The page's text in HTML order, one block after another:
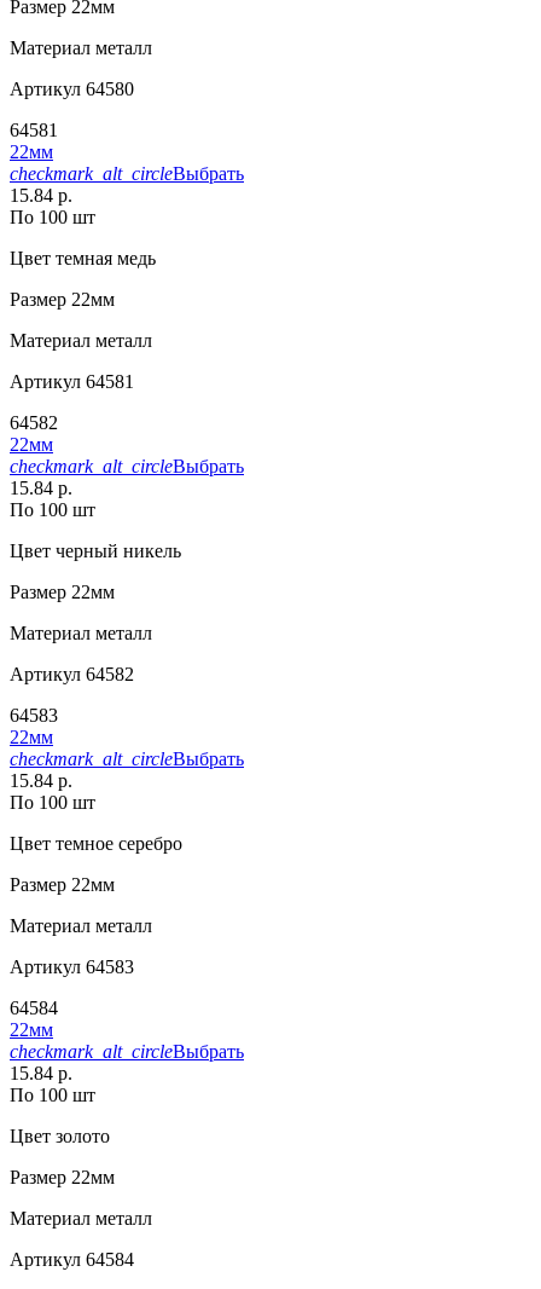
Размер 22мм
Материал металл
Артикул 64580
64581
22мм
checkmark_alt_circleВыбрать
15.84 р.
По 100 шт
Цвет темная медь
Размер 22мм
Материал металл
Артикул 64581
64582
22мм
checkmark_alt_circleВыбрать
15.84 р.
По 100 шт
Цвет черный никель
Размер 22мм
Материал металл
Артикул 64582
64583
22мм
checkmark_alt_circleВыбрать
15.84 р.
По 100 шт
Цвет темное серебро
Размер 22мм
Материал металл
Артикул 64583
64584
22мм
checkmark_alt_circleВыбрать
15.84 р.
По 100 шт
Цвет золото
Размер 22мм
Материал металл
Артикул 64584